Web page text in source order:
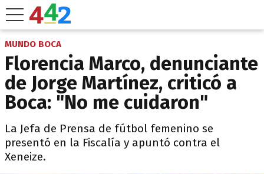
MUNDO BOCA
Florencia Marco, denunciante
de Jorge Martínez, criticó a
Boca: "No me cuidaron"
La Jefa de Prensa de fútbol femenino se
presentó en la Fiscalía y apuntó contra el
Xeneize.